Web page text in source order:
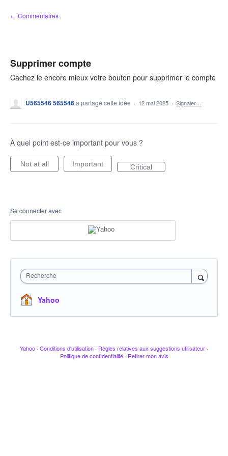
Aller
au
← Commentaires
Supprimer compte
Cachez le encore mieux votre bouton pour supprimer le compte
U565546 565546a partagé cette idée · 12 mai 2025 · Signaler…
À quel point est-ce important pour vous ?
Not at all Important Critical
Se connecter avec
Recherche
Yahoo
Yahoo · Conditions d'utilisation · Règles relatives aux suggestions utilisateur ·
Politique de confidentialité · Retirer mon avis